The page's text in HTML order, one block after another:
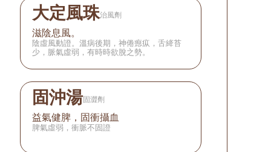
大定風珠治風劑
滋陰息風。
陰虛風動證。溫病後期，神倦瘛疭，舌絳苔
少，脈氣虛弱，有時時欲脫之勢。
固沖湯固澀劑
益氣健脾，固衝攝血
脾氣虛弱，衝脈不固證